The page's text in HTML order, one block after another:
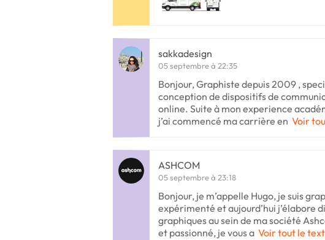
sakkadesign
05 septembre à 22:35
Bonjour, Graphiste depuis 2009 ,
conception de dispositifs de
online. Suite à mon experience
j’ai commencé ma carrière en Voir
ASHCOM
05 septembre à 23:18
Bonjour, je m’appelle Hugo, je suis
expérimenté et aujourd’hui j’élabore
graphiques au sein de ma société
et passionné, je vous a Voir tout le